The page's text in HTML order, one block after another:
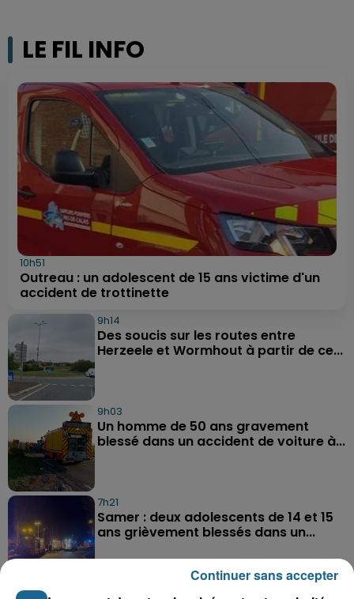
LE FIL INFO
10h51
Outreau : un adolescent de 15 ans victime d'un
accident de trottinette
9h14
Des soucis sur les routes entre
Herzeele et Wormhout à partir de ce...
9h03
Un homme de 50 ans gravement
blessé dans un accident de voiture à...
7h21
Samer : deux adolescents de 14 et 15
ans grièvement blessés dans un...
Continuer sans accepter